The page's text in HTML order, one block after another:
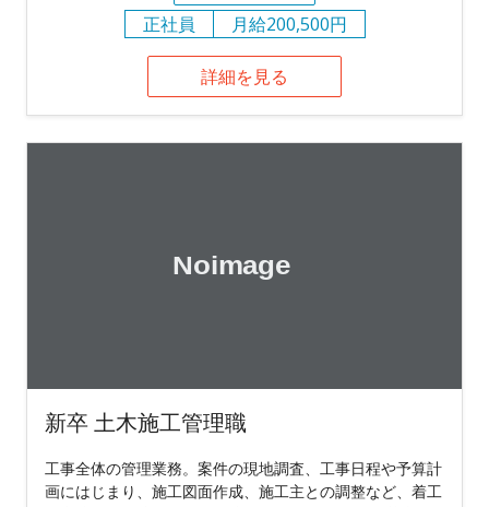
正社員
月給200,500円
詳細を見る
新卒 土木施工管理職
工事全体の管理業務。案件の現地調査、工事日程や予算計
画にはじまり、施工図面作成、施工主との調整など、着工